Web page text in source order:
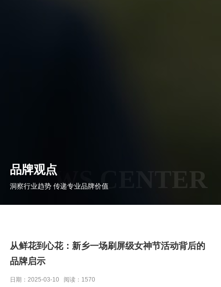
品牌观点
洞察行业趋势 传递专业品牌价值
NEWS CENTER
从鲜花到心花：新乡一场刷屏级女神节活动背后的
品牌启示
日期：2025-03-10 阅读：1570